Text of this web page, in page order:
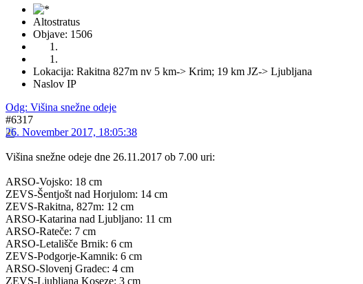
Altostratus
Objave: 1506
Lokacija: Rakitna 827m nv 5 km-> Krim; 19 km JZ-> Ljubljana
Naslov IP
Odg: Višina snežne odeje
#6317
26. November 2017, 18:05:38
Višina snežne odeje dne 26.11.2017 ob 7.00 uri:
ARSO-Vojsko: 18 cm
ZEVS-Šentjošt nad Horjulom: 14 cm
ZEVS-Rakitna, 827m: 12 cm
ARSO-Katarina nad Ljubljano: 11 cm
ARSO-Rateče: 7 cm
ARSO-Letališče Brnik: 6 cm
ZEVS-Podgorje-Kamnik: 6 cm
ARSO-Slovenj Gradec: 4 cm
ZEVS-Ljubljana Koseze: 3 cm